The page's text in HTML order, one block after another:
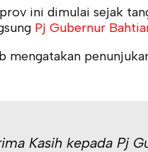
ini dimulai sejak
Pj Gubernur
mengatakan
Kasih kepada Pj